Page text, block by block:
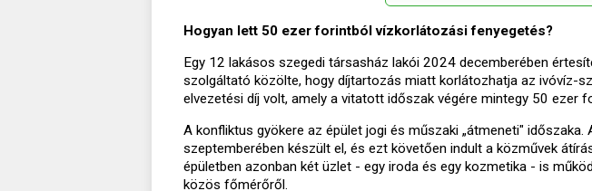
Hogyan lett 50 ezer forintból vízkorlátozási fenyegetés?
Egy 12 lakásos szegedi társasház lakói 2024 decemberében
szolgáltató közölte, hogy díjtartozás miatt korlátozhatja az ivóvíz-
elvezetési díj volt, amely a vitatott időszak végére mintegy 50 ezer
A konfliktus gyökere az épület jogi és műszaki „átmeneti"
szeptemberében készült el, és ezt követően indult a közművek
épületben azonban két üzlet - egy iroda és egy kozmetika - is
közös főmérőről.